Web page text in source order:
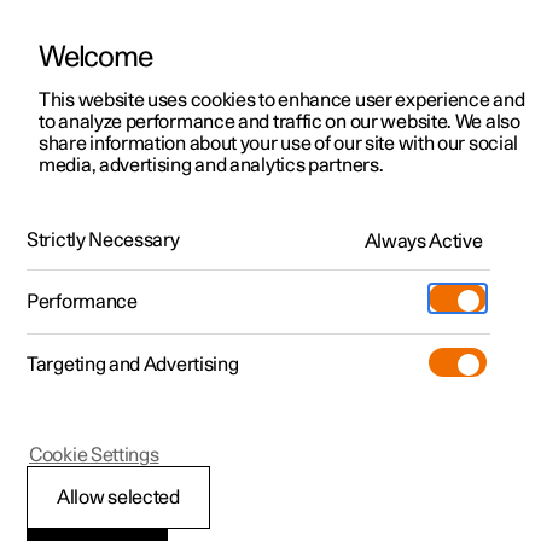
Polestar 2
Polestar 3
Polestar 4
Pre-owned
Shop
Mere
Udforsk Polestar 2
Kampagner
Nye lagerbiler
Prøvetur
Nye lagerbiler
Udforsk Polestar 4
Kampagner
Nye lagerbiler
Pre-owned-programmet
Pre-owned Polestar 2
Kampagner til privatkunder
Tilbud til erhvervskunder
Nye lagerbiler
Byg din bil
Pre-owned
Prøvetur
Extras tilbehør
(Åbner i et nyt vindue)
Experiences
Firmabil
Find os
Servicelokationer
Ejerskab
Opladning
Om Polestar
Bæredygtighed
HåndbogVideogalleriSoftwareopdateringer
Fartpilotfunktioner
Overhalingsassistance
Welcome
This website uses cookies to enhance user experience and
to analyze performance and traffic on our website. We also
share information about your use of our site with our social
media, advertising and analytics partners.
Strictly Necessary Always Active
Performance
Targeting and Advertising
Allow selected
Cookie Settings